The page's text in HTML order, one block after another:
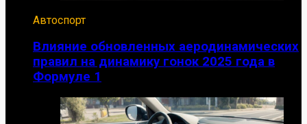
Автоспорт
Влияние обновленных аеродинамических
правил на динамику гонок 2025 года в
Формуле 1